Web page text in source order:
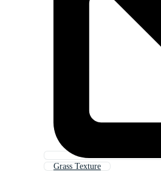
Grass Texture